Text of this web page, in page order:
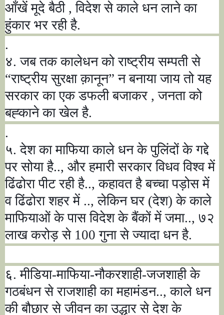
आँखें मूदे बैठी ,विदेश से काले धन लाने का
हुंकार भर रही है.
.
४. जब तक कालेधन को राष्ट्रीय सम्पती से
“राष्ट्रीय सुरक्षा क़ानून”न बनाया जाय तो यह
सरकार का एक डफली बजाकर ,जनता को
बह्काने का खेल है.
.
५. देश का माफिया काले धन के पुलिंदों के गद्दे
पर सोया है.., और हमारी सरकार विधव विश्व में
ढिंढोरा पीट रही है..,कहावत है बच्चा पड़ोस में
व ढिंढोरा शहर में ..,लेकिन घर (देश) के काले
माफियाओं के पास विदेश के बैंकों में जमा.., ७२
लाख करोड़ से 100गुना से ज्यादा धन है.
६. मीडिया-माफिया-नौकरशाही-जजशाही के
गठबंधन से राजशाही का महामंडन..,काले धन
की बौछार से जीवन का उद्धार से देश के